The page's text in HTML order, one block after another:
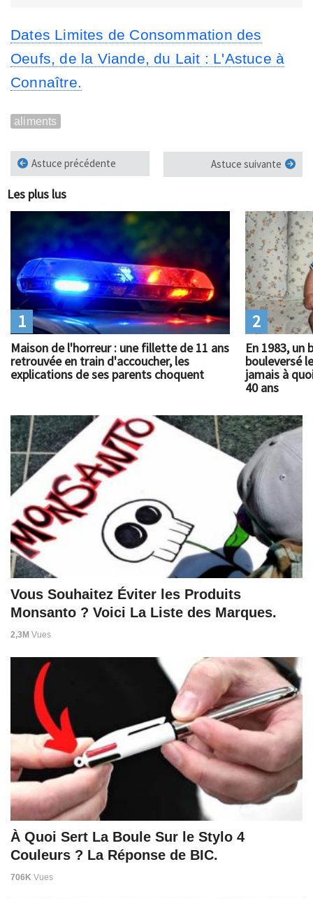
Dates Limites de Consommation des
Oeufs, de la Viande, du Lait : L'Astuce à
Connaître.
aliments
Astuce précédente Astuce suivante
Les plus lus
Maison de l'horreur : une fillette de 11 ans
retrouvée en train d'accoucher, les
explications de ses parents choquent
1
En 1983, un
bouleversé
jamais à
40 ans
2
Vous Souhaitez Éviter les Produits
Monsanto ? Voici La Liste des Marques.
2,3M Vues
À Quoi Sert La Boule Sur le Stylo 4
Couleurs ? La Réponse de BIC.
706K Vues